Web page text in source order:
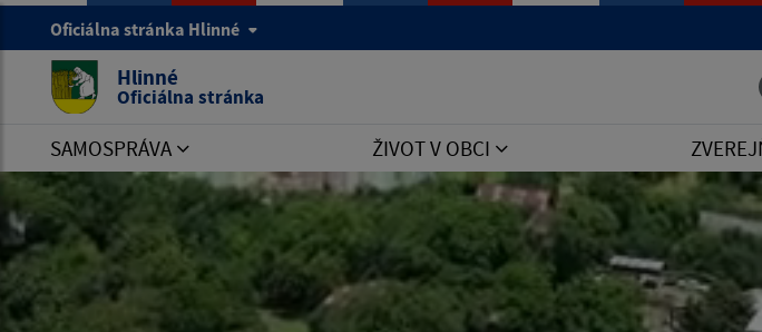
Oficiálna stránka Hlinné
Hlinné
Oficiálna stránka
SAMOSPRÁVA ŽIVOT V OBCI